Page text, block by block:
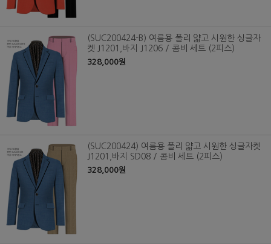
(SUC200424-B) 여름용 폴리 얇고 시원한 싱글자
켓 J1201,바지 J1206 / 콤비 세트 (2피스)
328,000원
(SUC200424) 여름용 폴리 얇고 시원한 싱글자켓
J1201,바지 SD08 / 콤비 세트 (2피스)
328,000원